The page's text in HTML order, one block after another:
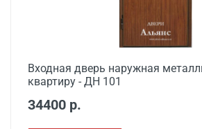
Входная дверь наружная
квартиру - ДН 101
34400 р.